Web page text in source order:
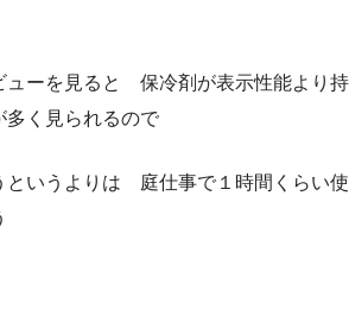
ューを見ると 保冷剤が表示性能より持
多く見られるので
というよりは 庭仕事で１時間くらい使